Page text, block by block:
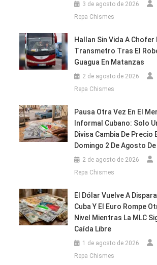
3 de agosto de 2026
Repa Chismes
Hallan Sin Vida A Chofer
Transmetro Tras El
Guagua En Matanzas
2 de agosto de 2026
Repa Chismes
Pausa Otra Vez En El
Informal Cubano: Solo
Divisa Cambia De Precio
Domingo 2 De Agosto
2 de agosto de 2026
Repa Chismes
El Dólar Vuelve A
Cuba Y El Euro Rompe
Nivel Mientras La MLC
Caída Libre
1 de agosto de 2026
Repa Chismes